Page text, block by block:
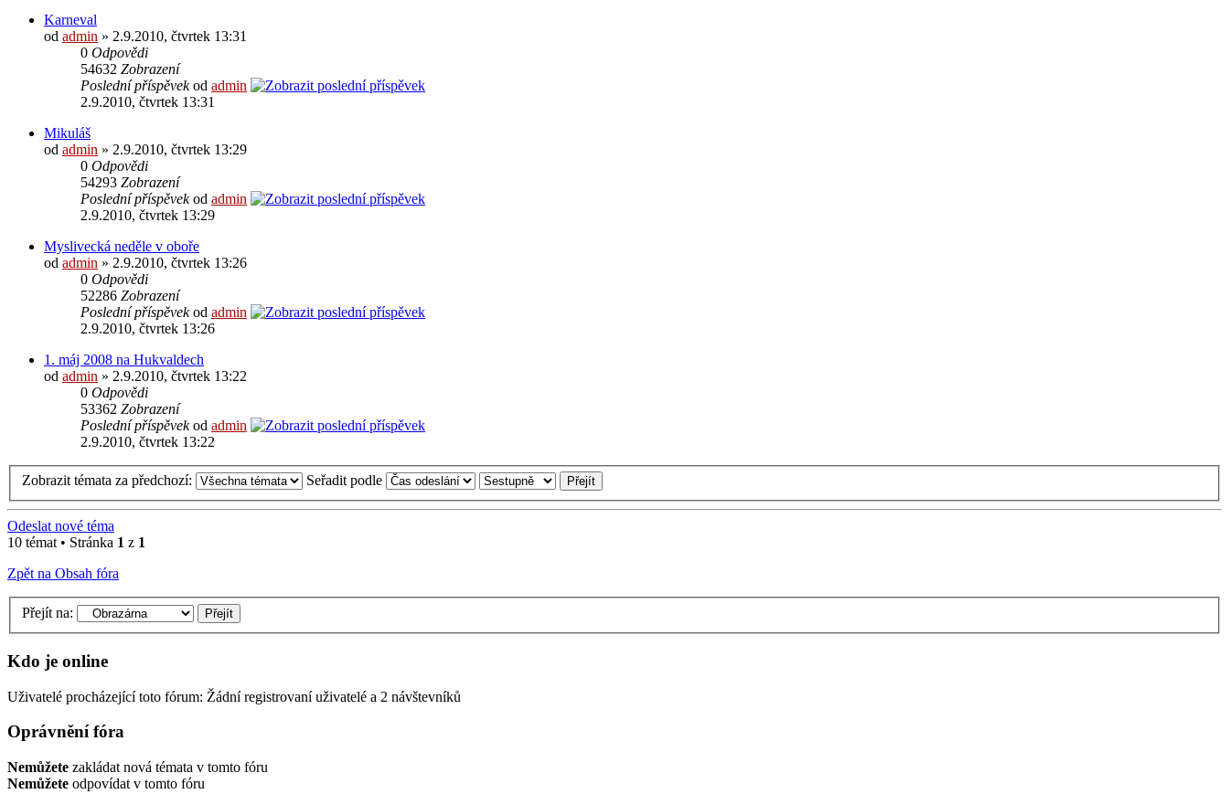
Karneval
od admin » 2.9.2010, čtvrtek 13:31
0 Odpovědi
54632 Zobrazení
Poslední příspěvekod admin
2.9.2010, čtvrtek 13:31
Mikuláš
od admin » 2.9.2010, čtvrtek 13:29
0 Odpovědi
54293 Zobrazení
Poslední příspěvekod admin
2.9.2010, čtvrtek 13:29
Myslivecká neděle v oboře
od admin » 2.9.2010, čtvrtek 13:26
0 Odpovědi
52286 Zobrazení
Poslední příspěvekod admin
2.9.2010, čtvrtek 13:26
1. máj 2008 na Hukvaldech
od admin » 2.9.2010, čtvrtek 13:22
0 Odpovědi
53362 Zobrazení
Poslední příspěvekod admin
2.9.2010, čtvrtek 13:22
Zobrazit témata za předchozí: Seřadit podle
Odeslat nové téma
10 témat • Stránka 1 z 1
Zpět na Obsah fóra
Přejít na:
Kdo je online
Uživatelé procházející toto fórum: Žádní registrovaní uživatelé a 2 návštevníků
Oprávnění fóra
Nemůžete zakládat nová témata v tomto fóru
Nemůžete odpovídat v tomto fóru